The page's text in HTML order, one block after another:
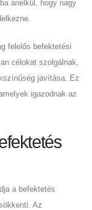
anélkül, hogy nagy
felelős befektetési
célokat szolgálnak,
javítása. Ez
igazodnak az
a befektetés
Az